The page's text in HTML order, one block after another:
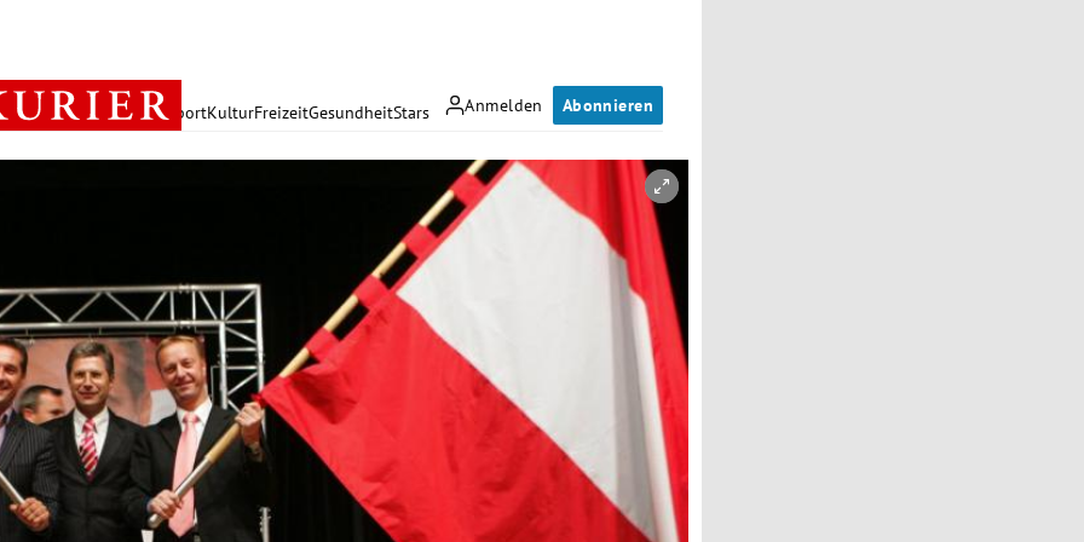
Anmelden Abonnieren
PolitikWirtschaft SportKulturFreizeitGesundheitStars